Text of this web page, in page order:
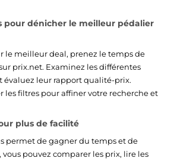
pour dénicher le meilleur pédalier
le meilleur deal, prenez le temps de
prix.net. Examinez les différentes
évaluez leur rapport qualité-prix.
les filtres pour affiner votre recherche et
plus de facilité
permet de gagner du temps et de
pouvez comparer les prix, lire les